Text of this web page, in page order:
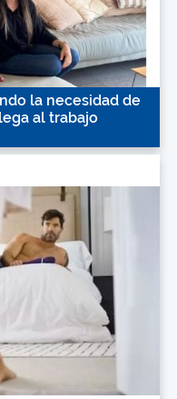
la necesidad de
al trabajo